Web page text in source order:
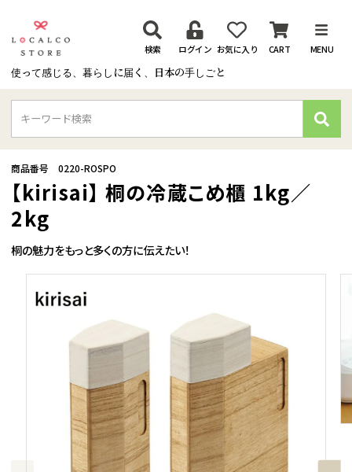
使って感じる、暮らしに届く、日本の手しごと
検索 ログイン お気に入り CART MENU
検
索
Previous
桐の魅力をもっと多くの方に伝えたい！
【kirisai】 桐の冷蔵こめ櫃 1kg／
2kg
商品番号 0220-ROSPO